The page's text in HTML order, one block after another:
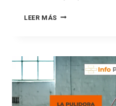
LEER MÁS 83
¿SI
CONTESTAN